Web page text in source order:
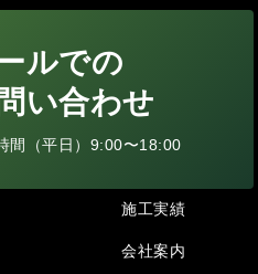
ルでの
い合わせ
間（平日）9:00〜18:00
施工実績
会社案内